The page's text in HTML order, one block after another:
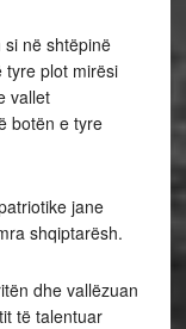
si në shtëpinë
tyre plot mirësi
vallet
botën e tyre
jane
shqiptarësh.
dhe vallëzuan
të talentuar